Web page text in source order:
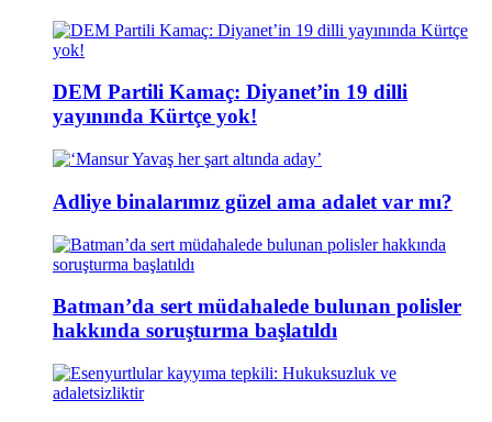
DEM Partili Kamaç: Diyanet’in 19 dilli
yayınında Kürtçe yok!
Adliye binalarımız güzel ama adalet var mı?
Batman’da sert müdahalede bulunan polisler
hakkında soruşturma başlatıldı